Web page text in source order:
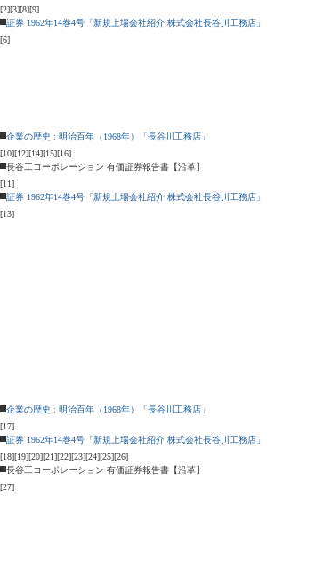
[2][3][8][9]
証券 1962年14巻4号「新規上場会社紹介 株式会社長谷川工務店」
[6]
企業の歴史 : 明治百年（1968年）「長谷川工務店」
[10][12][14][15][16]
長谷工コーポレーション 有価証券報告書【沿革】
[11]
証券 1962年14巻4号「新規上場会社紹介 株式会社長谷川工務店」
[13]
企業の歴史 : 明治百年（1968年）「長谷川工務店」
[17]
証券 1962年14巻4号「新規上場会社紹介 株式会社長谷川工務店」
[18][19][20][21][22][23][24][25][26]
長谷工コーポレーション 有価証券報告書【沿革】
[27]